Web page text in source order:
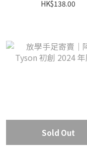
毛孩 🐈🐕
HK$138.00
Sold Out